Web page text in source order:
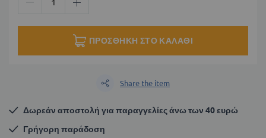
ΠΡΟΣΘΉΚΗ ΣΤΟ ΚΑΛΆΘΙ
Share the item
Δωρεάν αποστολή για παραγγελίες άνω των 40 ευρώ
Γρήγορη παράδοση